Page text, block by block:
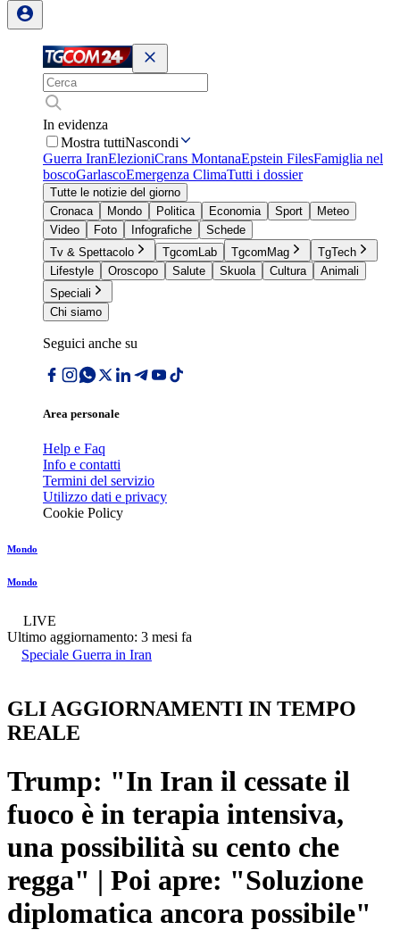
In evidenza
Mostra tuttiNascondi
Guerra IranElezioniCrans MontanaEpstein FilesFamiglia nel
boscoGarlascoEmergenza ClimaTutti i dossier
Tutte le notizie del giorno
Cronaca
Mondo Politica Economia Sport
Meteo
Video
Foto Infografiche
Schede
Tv & Spettacolo
TgcomLab TgcomMag
TgTech
Lifestyle
Oroscopo Salute Skuola Cultura
Animali
Speciali
Chi siamo
Seguici anche su
Area personale
Help e Faq
Info e contatti
Termini del servizio
Utilizzo dati e privacy
Cookie Policy
Mondo
Mondo
LIVE
Ultimo aggiornamento: 3 mesi fa
Speciale Guerra in Iran
GLI AGGIORNAMENTI IN TEMPO
REALE
Trump: "In Iran il cessate il
fuoco è in terapia intensiva,
una possibilità su cento che
regga" | Poi apre: "Soluzione
diplomatica ancora possibile"